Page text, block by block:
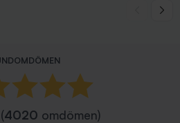
(4020 omdömen)